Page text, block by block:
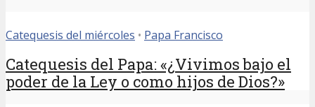
Catequesis del miércoles • Papa Francisco
Catequesis del Papa: «¿Vivimos bajo el
poder de la Ley o como hijos de Dios?»